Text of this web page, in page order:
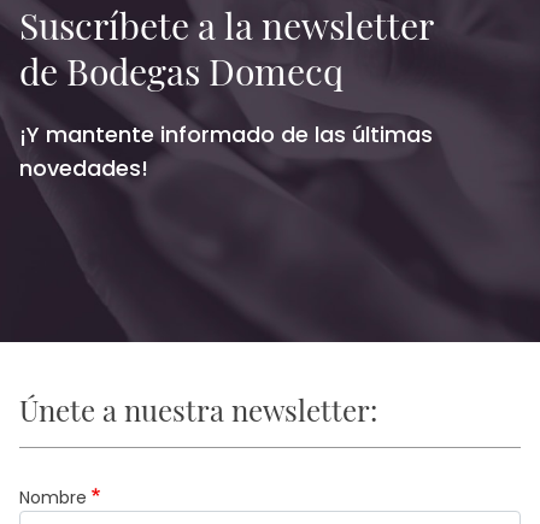
Suscríbete a la newsletter
de Bodegas Domecq
¡Y mantente informado de las últimas
novedades!
Únete a nuestra newsletter:
Nombre